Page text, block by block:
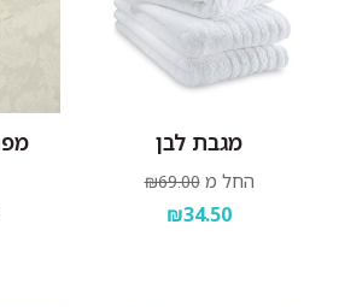
מגבת לבן
החל מ ₪69.00
₪34.50